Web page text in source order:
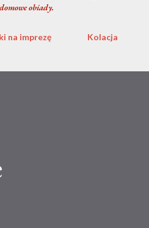
obiady.
na imprezę Kolacja